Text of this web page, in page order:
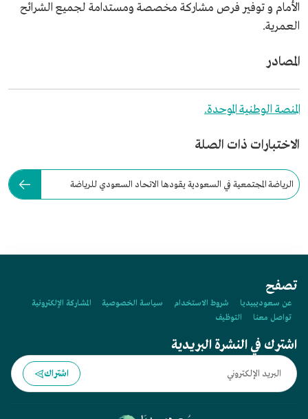
الأمام و توفير فرص مشاركة مخصصة ومستدامة لجميع الشرائح
العمرية.
المصادر
المنصة الوطنية الموحدة.
الاختبارات ذات الصلة
الرياضة المجتمعية في السعودية يقودها الاتحاد السعودي للرياضة
تصفح
عن سعوديبيديا شروط الاستخدام سياسة الخصوصية
المشاركة الإلكترونية
تواصل معنا
التوظيف
اشترك في النشرة البريدية
اشتراك